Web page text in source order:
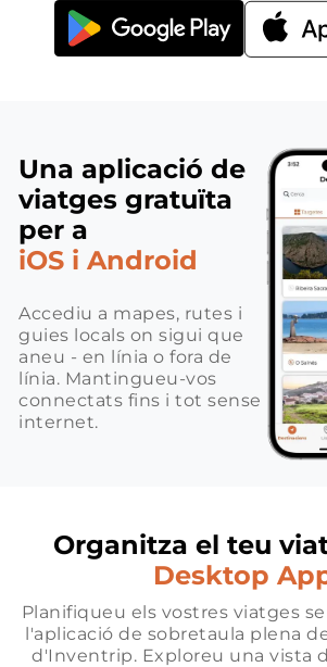
Una aplicació de
viatges gratuïta
per a
iOS i Android
Accediu a mapes, rutes i
guies locals on sigui que
aneu - en línia o fora de
línia. Mantingueu-vos
connectats fins i tot sense
internet.
Organitza el teu
Desktop
Planifiqueu els vostres viatges
l'aplicació de sobretaula plena
d'Inventrip. Exploreu una vista